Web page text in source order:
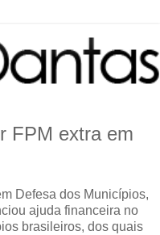
FPM extra em
Defesa dos Municípios,
ajuda financeira no
brasileiros, dos quais